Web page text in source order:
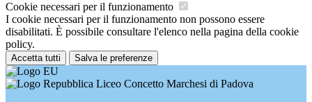
Cookie necessari per il funzionamento
I cookie necessari per il funzionamento non possono essere
disabilitati. È possibile consultare l'elenco nella pagina della cookie
policy.
Accetta tutti Salva le preferenze
Liceo Concetto Marchesi di Padova